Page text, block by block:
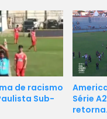
de racismo
Sub-
Série